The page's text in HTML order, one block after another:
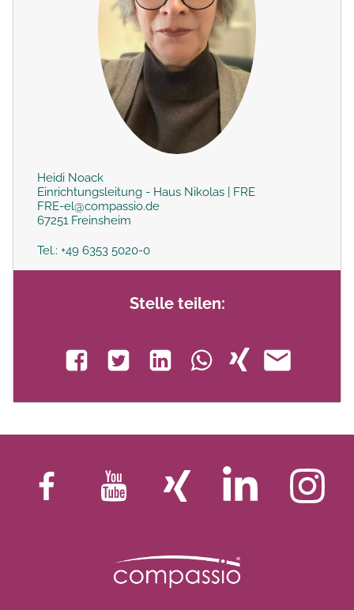
Heidi Noack
Einrichtungsleitung - Haus Nikolas | FRE
FRE-el@compassio.de
67251 Freinsheim
Tel.: +49 6353 5020-0
Stelle teilen: